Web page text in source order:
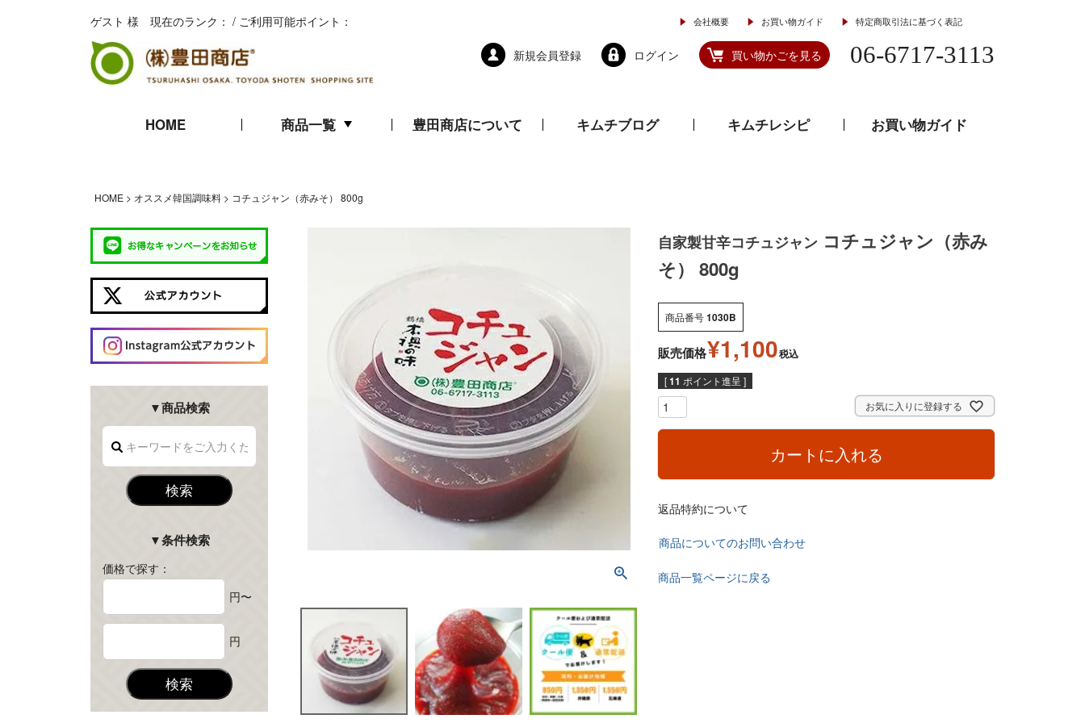
ゲスト 様 現在のランク： / ご利用可能ポイント： 会社概要 お買い物ガイド 特定商取引法に基づく表記
新規会員登録 ログイン 買い物かごを見る 06-6717-3113
HOME 商品一覧 豊田商店について キムチブログ キムチレシピ お買い物ガイド
HOME オススメ韓国調味料 コチュジャン（赤みそ） 800g
▼商品検索
検索
▼条件検索
価格で探す：
円〜
円
検索
自家製甘辛コチュジャン コチュジャン（赤み
そ） 800g
商品番号1030B
販売価格¥1,100税込
[11 ポイント進呈 ]
お気に入りに登録する
カートに入れる
返品特約について
商品についてのお問い合わせ
商品一覧ページに戻る